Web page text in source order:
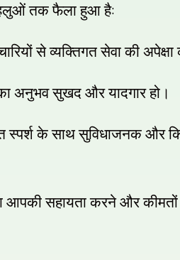
तक फैला हुआ है:
से व्यक्तिगत सेवा की
अनुभव सुखद और यादगार हो।
स्पर्श के साथ सुविधाजनक और
आपकी सहायता करने और कीमतों